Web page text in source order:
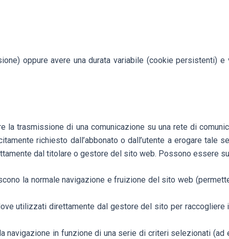
oppure avere una durata variabile (cookie persistenti) e
trasmissione di una comunicazione su una rete di
richiesto dall’abbonato o dall’utente a erogare tale
dal titolare o gestore del sito web. Possono essere
la normale navigazione e fruizione del sito web
utilizzati direttamente dal gestore del sito per raccogliere
navigazione in funzione di una serie di criteri selezionati